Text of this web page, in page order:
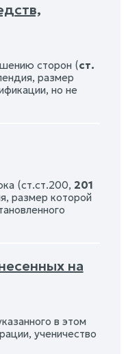
сторон (ст.
размер
но не
(ст.ст.200, 201
размер которой
на
в этом
ученичество